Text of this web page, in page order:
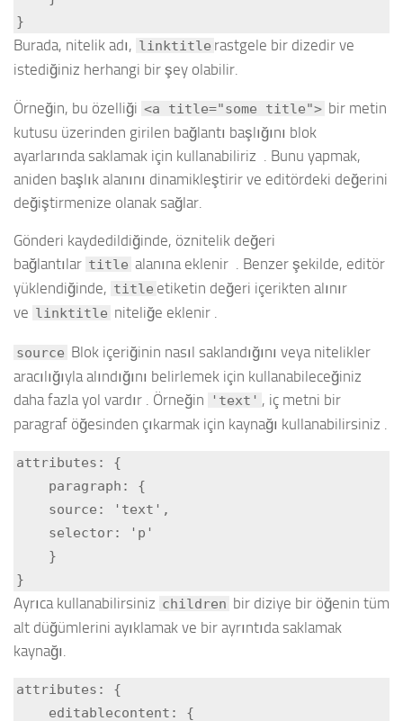
}
Burada, nitelik adı, linktitle rastgele bir dizedir ve
istediğiniz herhangi bir şey olabilir.
Örneğin, bu özelliği <a title="some title"> bir metin
kutusu üzerinden girilen bağlantı başlığını blok
ayarlarında saklamak için kullanabiliriz . Bunu yapmak,
aniden başlık alanını dinamikleştirir ve editördeki değerini
değiştirmenize olanak sağlar.
Gönderi kaydedildiğinde, öznitelik değeri
bağlantılar title alanına eklenir . Benzer şekilde, editör
yüklendiğinde, title etiketin değeri içerikten alınır
ve linktitle niteliğe eklenir .
source Blok içeriğinin nasıl saklandığını veya nitelikler
aracılığıyla alındığını belirlemek için kullanabileceğiniz
daha fazla yol vardır . Örneğin
'text' , iç metni bir
paragraf öğesinden çıkarmak için kaynağı kullanabilirsiniz .
attributes: {
}
Ayrıca kullanabilirsiniz children bir diziye bir öğenin tüm
alt düğümlerini ayıklamak ve bir ayrıntıda saklamak
kaynağı.
attributes: {